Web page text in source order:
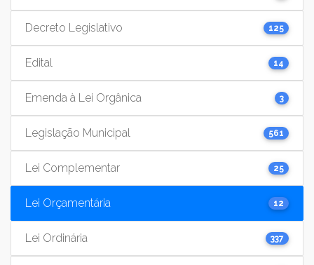
Decreto Legislativo 125
Edital 14
Emenda à Lei Orgânica 3
Legislação Municipal 561
Lei Complementar 25
Lei Orçamentária 12
Lei Ordinária 337